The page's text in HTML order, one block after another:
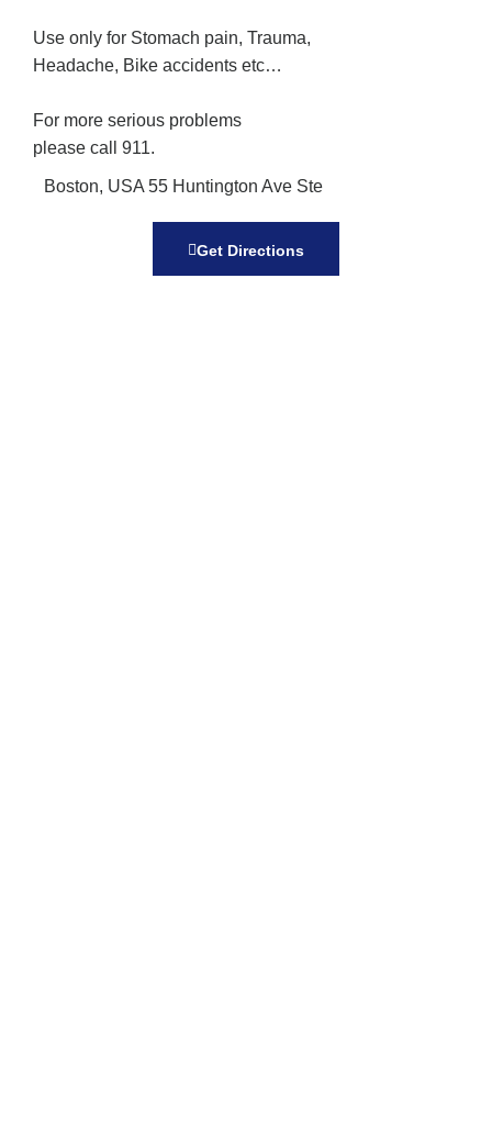
Use only for Stomach pain, Trauma,
Headache, Bike accidents etc…
For more serious problems
please call 911.
Boston, USA 55 Huntington Ave Ste
Get Directions